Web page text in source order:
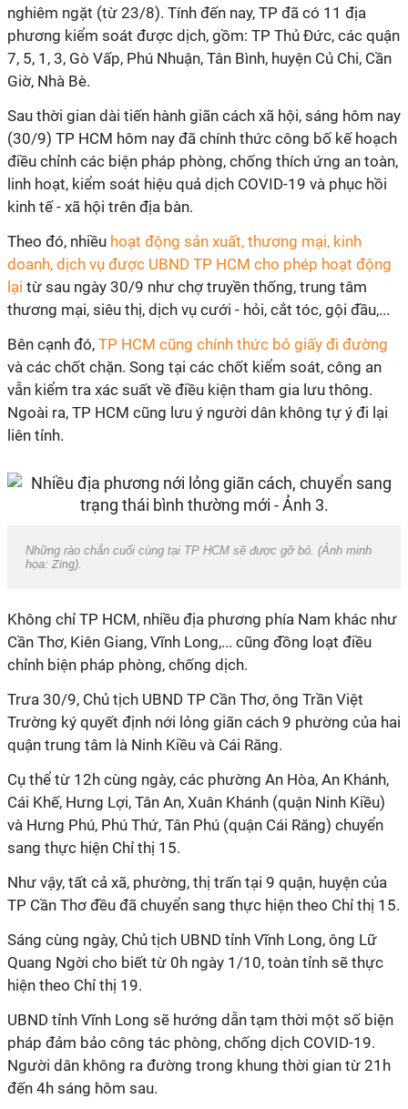
nghiêm ngặt (từ 23/8). Tính đến nay, TP đã có 11 địa
phương kiểm soát được dịch, gồm: TP Thủ Đức, các quận
7, 5, 1, 3, Gò Vấp, Phú Nhuận, Tân Bình, huyện Củ Chi, Cần
Giờ, Nhà Bè.
Sau thời gian dài tiến hành giãn cách xã hội, sáng hôm nay
(30/9) TP HCM hôm nay đã chính thức công bố kế hoạch
điều chỉnh các biện pháp phòng, chống thích ứng an toàn,
linh hoạt, kiểm soát hiệu quả dịch COVID-19 và phục hồi
kinh tế - xã hội trên địa bàn.
Theo đó, nhiều hoạt động sản xuất, thương mại, kinh
doanh, dịch vụ được UBND TP HCM cho phép hoạt động
lại từ sau ngày 30/9 như chợ truyền thống, trung tâm
thương mại, siêu thị, dịch vụ cưới - hỏi, cắt tóc, gội đầu,...
Bên cạnh đó, TP HCM cũng chính thức bỏ giấy đi đường
và các chốt chặn. Song tại các chốt kiểm soát, công an
vẫn kiểm tra xác suất về điều kiện tham gia lưu thông.
Ngoài ra, TP HCM cũng lưu ý người dân không tự ý đi lại
liên tỉnh.
Những rào chắn cuối cùng tại TP HCM sẽ được gỡ bỏ. (Ảnh minh
họa: Zing).
Không chỉ TP HCM, nhiều địa phương phía Nam khác như
Cần Thơ, Kiên Giang, Vĩnh Long,... cũng đồng loạt điều
chỉnh biện pháp phòng, chống dịch.
Trưa 30/9, Chủ tịch UBND TP Cần Thơ, ông Trần Việt
Trường ký quyết định nới lỏng giãn cách 9 phường của hai
quận trung tâm là Ninh Kiều và Cái Răng.
Cụ thể từ 12h cùng ngày, các phường An Hòa, An Khánh,
Cái Khế, Hưng Lợi, Tân An, Xuân Khánh (quận Ninh Kiều)
và Hưng Phú, Phú Thứ, Tân Phú (quận Cái Răng) chuyển
sang thực hiện Chỉ thị 15.
Như vậy, tất cả xã, phường, thị trấn tại 9 quận, huyện của
TP Cần Thơ đều đã chuyển sang thực hiện theo Chỉ thị 15.
Sáng cùng ngày, Chủ tịch UBND tỉnh Vĩnh Long, ông Lữ
Quang Ngời cho biết từ 0h ngày 1/10, toàn tỉnh sẽ thực
hiện theo Chỉ thị 19.
UBND tỉnh Vĩnh Long sẽ hướng dẫn tạm thời một số biện
pháp đảm bảo công tác phòng, chống dịch COVID-19.
Người dân không ra đường trong khung thời gian từ 21h
đến 4h sáng hôm sau.